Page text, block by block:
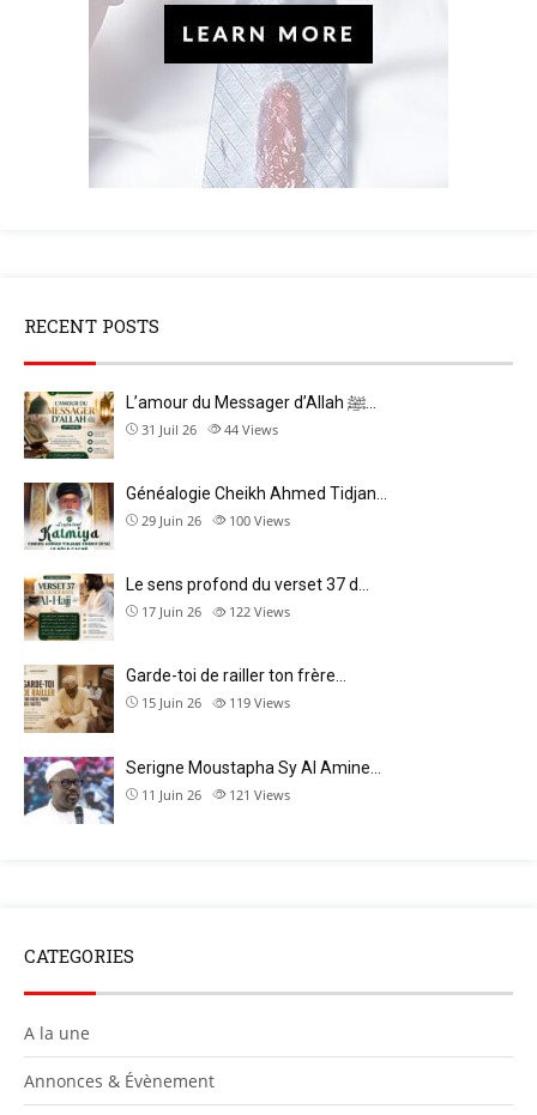
RECENT POSTS
31 Juil 26 44 Views
Généalogie Cheikh Ahmed Tidjan…
29 Juin 26 100 Views
Le sens profond du verset 37 d…
17 Juin 26 122 Views
Garde-toi de railler ton frère…
15 Juin 26 119 Views
Serigne Moustapha Sy Al Amine…
11 Juin 26 121 Views
CATEGORIES
A la une
Annonces & Évènement